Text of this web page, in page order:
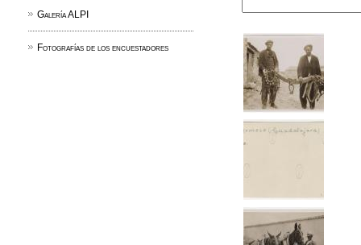
Galería ALPI
Fotografías de los encuestadores